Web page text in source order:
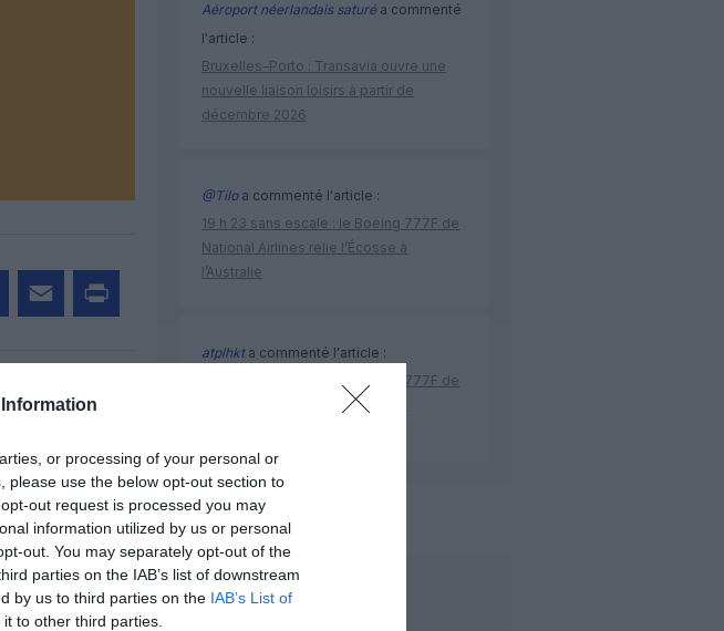
or processing of your personal or
please use the below opt-out section to
out request is processed you may
information utilized by us or personal
out. You may separately opt-out of the
parties on the IAB’s list of downstream
by us to third parties on the IAB’s List of
to other third parties.
Aéroport néerlandais saturéa commenté
l'article :
Bruxelles–Porto : Transavia ouvre une
nouvelle liaison loisirs à partir de
décembre 2026
@Tiloa commenté l'article :
19 h 23 sans escale : le Boeing 777F de
National Airlines relie l’Écosse à
l’Australie
atplhkta commenté l'article :
19 h 23 sans escale : le Boeing 777F de
National Airlines relie l’Écosse à
histoire de l'aviation
LIRE AUSSI